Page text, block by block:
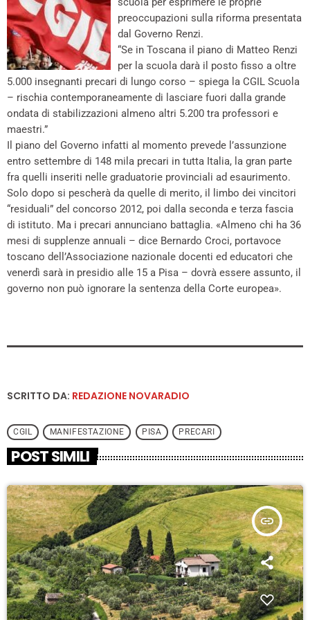
preoccupazioni sulla riforma presentata
dal Governo Renzi.
“Se in Toscana il piano di Matteo Renzi
per la scuola darà il posto fisso a oltre
5.000 insegnanti precari di lungo corso – spiega la CGIL Scuola
– rischia contemporaneamente di lasciare fuori dalla grande
ondata di stabilizzazioni almeno altri 5.200 tra professori e
maestri.”
Il piano del Governo infatti al momento prevede l’assunzione
entro settembre di 148 mila precari in tutta Italia, la gran parte
fra quelli inseriti nelle graduatorie provinciali ad esaurimento.
Solo dopo si pescherà da quelle di merito, il limbo dei vincitori
“residuali” del concorso 2012, poi dalla seconda e terza fascia
di istituto. Ma i precari annunciano battaglia. «Almeno chi ha 36
mesi di supplenze annuali – dice Bernardo Croci, portavoce
toscano dell’Associazione nazionale docenti ed educatori che
venerdì sarà in presidio alle 15 a Pisa – dovrà essere assunto, il
governo non può ignorare la sentenza della Corte europea».
SCRITTO DA: REDAZIONE NOVARADIO
CGIL MANIFESTAZIONE PISA PRECARI
POST SIMILI
insert_link